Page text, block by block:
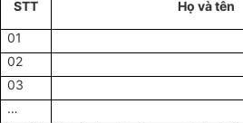
STT
Họ và tên
01
02
03
…